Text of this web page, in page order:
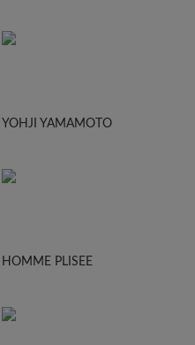
YOHJI YAMAMOTO
HOMME PLISEE